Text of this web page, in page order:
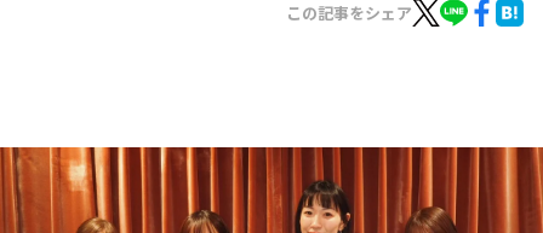
YouTube
会社情報
この記事をシェア